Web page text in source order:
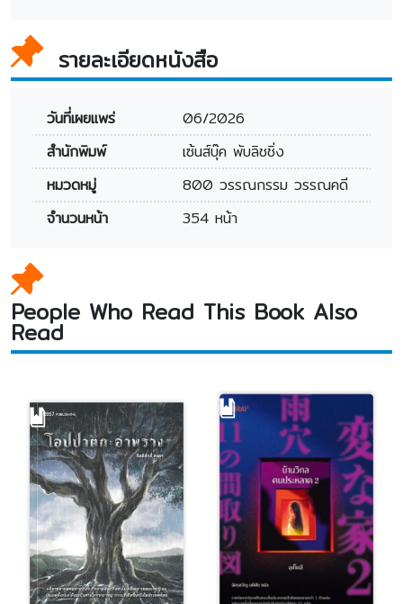
รายละเอียดหนังสือ
วันที่เผยแพร่
06/2026
สำนักพิมพ์
เซ้นส์บุ๊ค พับลิชชิ่ง
หมวดหมู่
800 วรรณกรรม วรรณคดี
จำนวนหน้า
354 หน้า
People Who Read This Book Also
Read